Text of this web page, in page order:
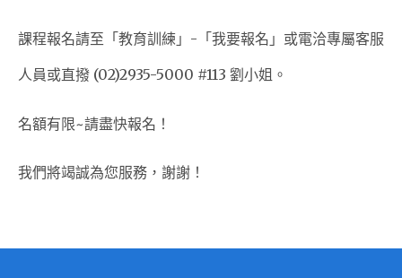
課程報名請至「教育訓練」-「我要報名」或電洽專屬客服
人員或直撥 (02)2935-5000 #113 劉小姐。
名額有限~請盡快報名！
我們將竭誠為您服務，謝謝！